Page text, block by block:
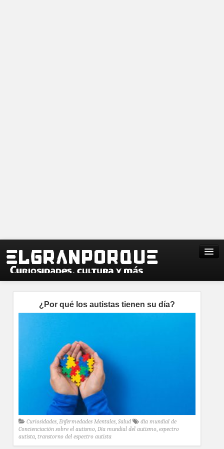
¿Por qué los autistas tienen su día?
Curiosidades, Enfermedades Mentales, Salud
día mundial de
Concienciación sobre el autismo, Día mundial del autismo, espectro
autista, transtorno del espectro autista